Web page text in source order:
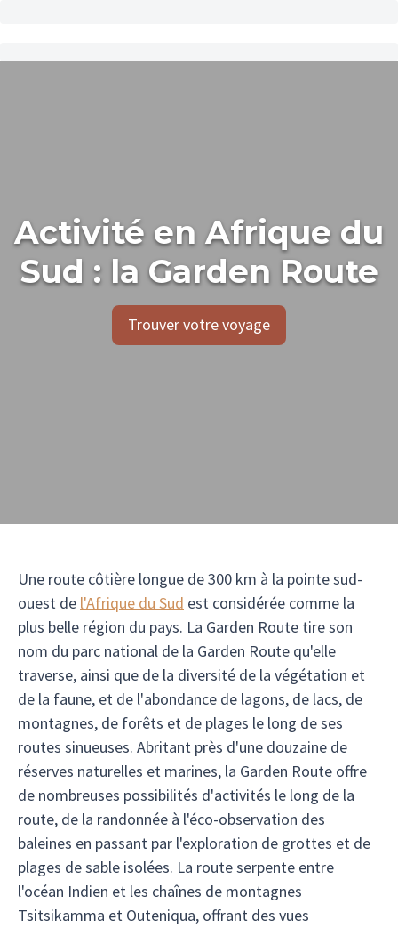
Activité en Afrique du
Sud : la Garden Route
Trouver votre voyage
Une route côtière longue de 300 km à la pointe sud-
ouest de l'Afrique du Sud est considérée comme la
plus belle région du pays. La Garden Route tire son
nom du parc national de la Garden Route qu'elle
traverse, ainsi que de la diversité de la végétation et
de la faune, et de l'abondance de lagons, de lacs, de
montagnes, de forêts et de plages le long de ses
routes sinueuses. Abritant près d'une douzaine de
réserves naturelles et marines, la Garden Route offre
de nombreuses possibilités d'activités le long de la
route, de la randonnée à l'éco-observation des
baleines en passant par l'exploration de grottes et de
plages de sable isolées. La route serpente entre
l'océan Indien et les chaînes de montagnes
Tsitsikamma et Outeniqua, offrant des vues